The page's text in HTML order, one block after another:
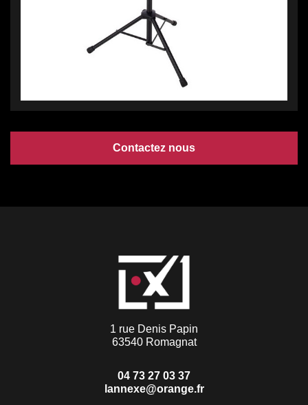
Contactez nous
1 rue Denis Papin
63540 Romagnat
04 73 27 03 37
lannexe@orange.fr